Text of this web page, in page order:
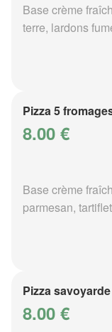
Base crème
terre, lardons
Pizza 5
8.00 €
Base crème
parmesan,
Pizza
8.00 €